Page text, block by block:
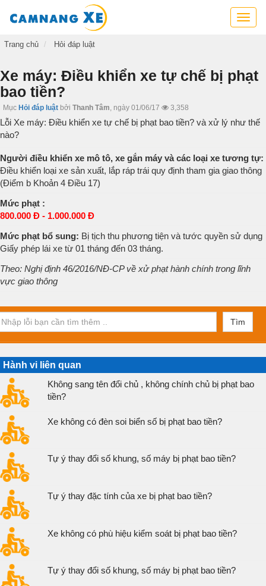
Cẩm
cứu
thông
kỹ
xe
Trang chủ Hỏi đáp luật
Xe máy: Điều khiển xe tự chế bị phạt
bao tiền?
Mục Hỏi đáp luật bởi Thanh Tâm, ngày 01/06/17 3,358
Lỗi Xe máy: Điều khiển xe tự chế bị phạt bao tiền? và xử lý như thế
nào?
Người điều khiển xe mô tô, xe gắn máy và các loại xe tương tự:
Điều khiển loại xe sản xuất, lắp ráp trái quy định tham gia giao thông
(Điểm b Khoản 4 Điều 17)
Mức phạt :
800.000 Đ - 1.000.000 Đ
Mức phạt bổ sung: Bị tịch thu phương tiện và tước quyền sử dụng
Giấy phép lái xe từ 01 tháng đến 03 tháng.
Theo: Nghị định 46/2016/NĐ-CP về xử phạt hành chính trong lĩnh
vực giao thông
Tìm
Hành vi liên quan
Không sang tên đổi chủ , không chính chủ bị phạt bao
tiền?
Xe không có đèn soi biển số bị phạt bao tiền?
Tự ý thay đổi số khung, số máy bị phạt bao tiền?
Tự ý thay đặc tính của xe bị phạt bao tiền?
Xe không có phù hiệu kiểm soát bị phạt bao tiền?
Tự ý thay đổi số khung, số máy bị phạt bao tiền?